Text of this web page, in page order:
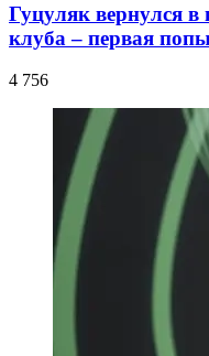
Гуцуляк вернулся в
клуба – первая
4 756